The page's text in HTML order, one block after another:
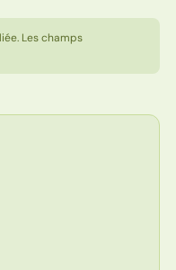
Les champs